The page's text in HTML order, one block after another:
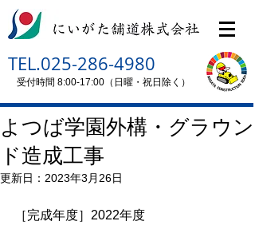
受付時間 8:00-17:00（日曜・祝日除く）
TEL.025-286-4980
よつば学園外構・グラウン
ド造成工事
更新日： 2023年3月26日
［完成年度］2022年度